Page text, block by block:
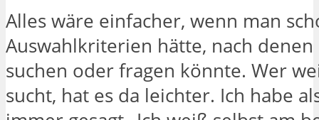
Alles wäre einfacher, wenn man
Auswahlkriterien hätte, nach
suchen oder fragen könnte. Wer
sucht, hat es da leichter. Ich habe